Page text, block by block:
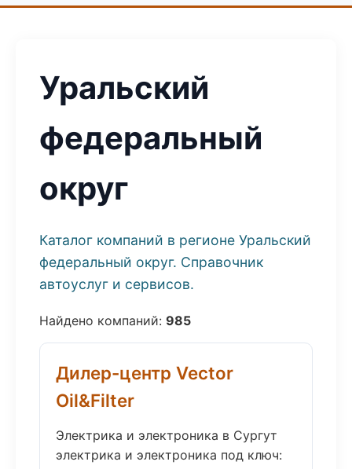
Уральский
федеральный
округ
Каталог компаний в регионе Уральский
федеральный округ. Справочник
автоуслуг и сервисов.
Найдено компаний: 985
Дилер-центр Vector
Oil&Filter
Электрика и электроника в Сургут
электрика и электроника под ключ: